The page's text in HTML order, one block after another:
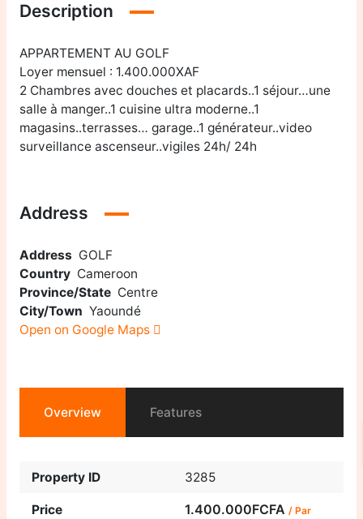
Description
APPARTEMENT AU GOLF
Loyer mensuel : 1.400.000XAF
2 Chambres avec douches et placards..1 séjour…une
salle à manger..1 cuisine ultra moderne..1
magasins..terrasses… garage..1 générateur..video
surveillance ascenseur..vigiles 24h/ 24h
Address
Address GOLF
Country Cameroon
Province/State Centre
City/Town Yaoundé
Open on Google Maps
Overview Features
Property ID 3285
Price 1.400.000FCFA / Par